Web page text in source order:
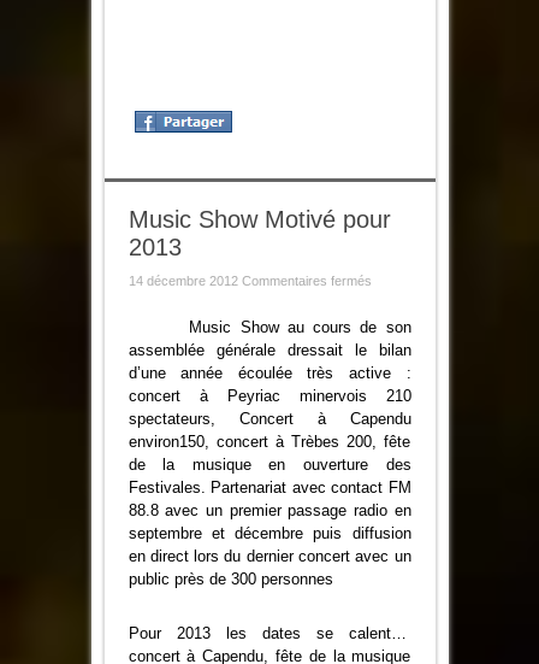
Music Show Motivé pour
2013
14 décembre 2012 Commentaires ferméssur
Motivé
pour
2013
Music Show au cours de son
assemblée générale dressait le bilan
d’une année écoulée très active :
concert à Peyriac minervois 210
spectateurs, Concert à Capendu
environ150, concert à Trèbes 200, fête
de la musique en ouverture des
Festivales. Partenariat avec contact FM
88.8 avec un premier passage radio en
septembre et décembre puis diffusion
en direct lors du dernier concert avec un
public près de 300 personnes
Pour 2013 les dates se calent…
concert à Capendu, fête de la musique